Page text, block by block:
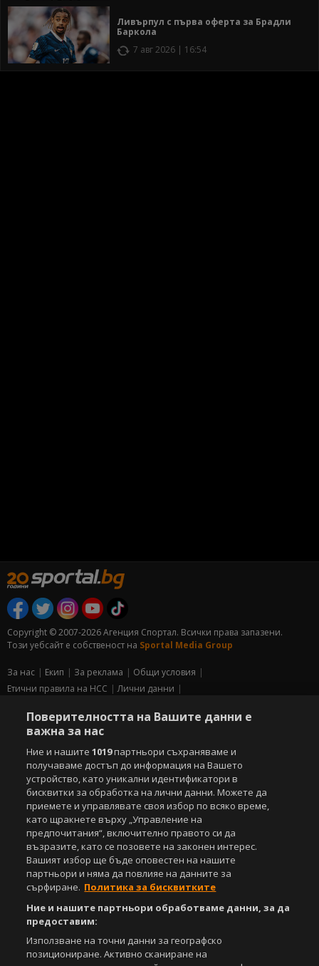
Ливърпул с първа оферта за Брадли
Баркола
7 авг 2026 | 16:54
Copyright © 2007-2026 Агенция Спортал. Всички права запазени.
Този уебсайт е собственост на Sportal Media Group
За нас Екип За рекламa
Общи условия
Етични правила на НСС
Лични данни
Съдържанието на този уеб сайт и технологиите, използвани в него, са
Всички статии, репортажи, интервюта и други текстови, графични и
видео материали, публикувани в сайта, са собственост на Агенция
Спортал, освен ако изрично е посочено друго. Допуска се
публикуване на текстови материали само след писмено съгласие на
Агенция Спортал, посочване на източника и добавяне на линк към
www.sportal.bg. Използването на графични и видео материали,
публикувани в сайта, е строго забранено. Нарушителите ще бъдат
санкционирани с цялата строгост на закона.
СвалиБЕЗПЛАТНОТОприложение за:
Поверителността на Вашите данни е
важна за нас
Ние и нашите1019партньори съхраняваме и
получаваме достъп до информация на Вашето
устройство, като уникални идентификатори в
бисквитки за обработка на лични данни. Можете да
приемете и управлявате своя избор по всяко време,
като щракнете върху „Управление на
предпочитания“, включително правото си да
възразите, като се позовете на законен интерес.
Вашият избор ще бъде оповестен на нашите
партньори и няма да повлияе на данните за
сърфиране. Политика за бисквитките
Ние и нашите партньори обработваме данни, за да
предоставим:
Използване на точни данни за географско
позициониране. Активно сканиране на